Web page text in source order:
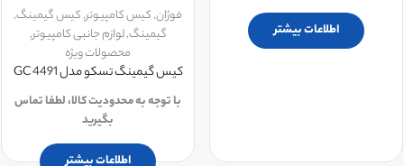
اطلاعات بیشتر
فوژان,کیس کامپیوتر,کیس گیمینگ,
گیمینگ,لوازم جانبی کامپیوتر,
محصولات ویژه
کیس گیمینگ تسکو مدل GC 4491
با توجه به محدودیت کالا، لطفا تماس
بگیرید
اطلاعات بیشتر